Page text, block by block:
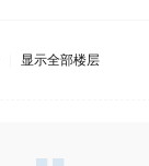
显示全部楼层